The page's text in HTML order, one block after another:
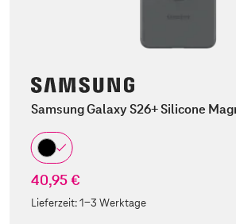
Samsung Galaxy S26+ Silicone
40,95 €
Lieferzeit:1-3 Werktage